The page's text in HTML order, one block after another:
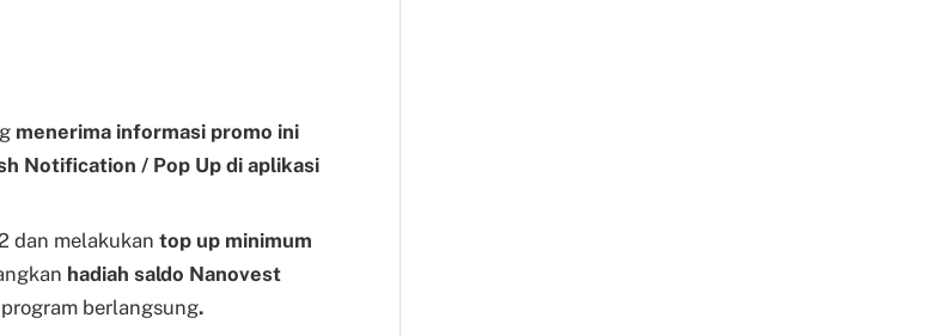
menerima informasi promo ini
Notification / Pop Up di aplikasi
dan melakukan top up minimum
hadiah saldo Nanovest
berlangsung.